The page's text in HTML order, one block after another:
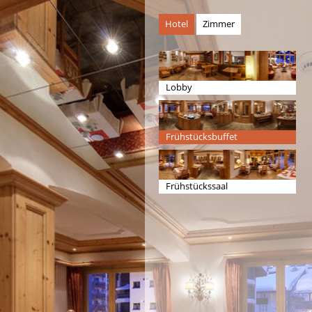
Hotel Zimmer
Lobby
Frühstücksbuffet
Frühstückssaal